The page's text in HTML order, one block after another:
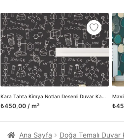
Kara Tahta Kimya Notları Desenli Duvar Kağıdı
₺450,00 / m²
Mavi
üretimini ve satışını yapmaktadır.
biliyor ve evin en kritik dekorasyon
ediyoruz. Bu nedenle ürün
trendlere ayak uydurmanın yanı
da öncü rol üstleniyoruz.
Herhangi bir soru ya da sorununuz
geçebilirsiniz.
Ana Sayfa Doğa Temalı Duvar